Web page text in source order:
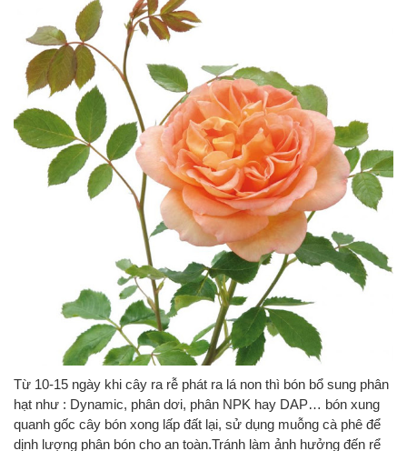
Từ 10-15 ngày khi cây ra rễ phát ra lá non thì bón bổ sung phân
hạt như : Dynamic, phân dơi, phân NPK hay DAP… bón xung
quanh gốc cây bón xong lấp đất lại, sử dụng muỗng cà phê để
dịnh lượng phân bón cho an toàn.Tránh làm ảnh hưởng đến rể